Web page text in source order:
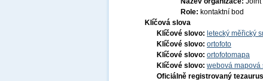
Role: kontaktní bod
Klíčová slova
Klíčové slovo: letecký měřický
Klíčové slovo: ortofoto
Klíčové slovo: ortofotomapa
Klíčové slovo: webová mapová
Oficiálně registrovaný tezaurus